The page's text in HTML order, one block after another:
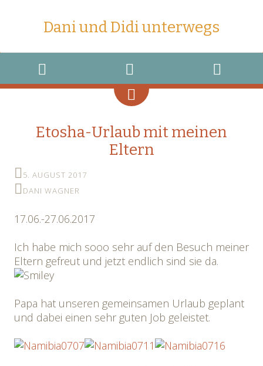
Dani und Didi unterwegs
MENU
WIDGETS
SEARCH
Etosha-Urlaub mit meinen
Eltern
5. AUGUST 2017
DANI WAGNER
17.06.-27.06.2017
Ich habe mich sooo sehr auf den Besuch meiner
Eltern gefreut und jetzt endlich sind sie da.
Papa hat unseren gemeinsamen Urlaub geplant
und dabei einen sehr guten Job geleistet.